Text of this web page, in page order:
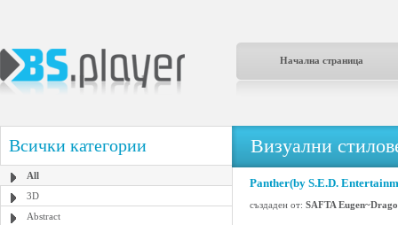
Начална страница
Всички категории
All
3D
Abstract
Визуални
Panther(by S.E.D.
създаден от: SAFTA